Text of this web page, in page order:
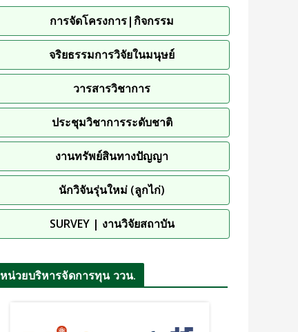
การจัดโครงการ|กิจกรรม
จริยธรรมการวิจัยในมนุษย์
วารสารวิชาการ
ประชุมวิชาการระดับชาติ
งานทรัพย์สินทางปัญญา
นักวิจันรุ่นใหม่ (ลูกไก่)
SURVEY | งานวิจัยสถาบัน
หน่วยบริหารจัดการทุน ววน.